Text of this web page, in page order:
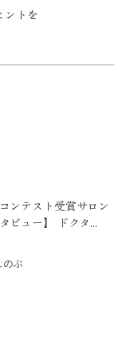
レイに
一覧
トを
ンテスト受賞サロン
ビュー】 ドクタ...
ぶ